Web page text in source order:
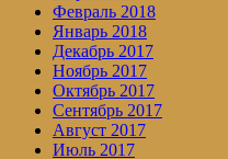
Февраль 2018
Январь 2018
Декабрь 2017
Ноябрь 2017
Октябрь 2017
Сентябрь 2017
Август 2017
Июль 2017